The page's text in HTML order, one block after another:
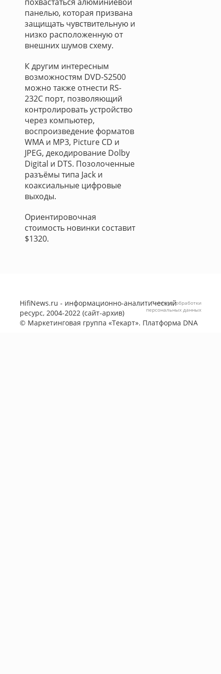
панелью, которая призвана
защищать чувствительную и
низко расположенную от
внешних шумов схему.
К другим интересным
возможностям DVD-S2500
можно также отнести RS-
232C порт, позволяющий
контролировать устройство
через компьютер,
воспроизведение форматов
WMA и MP3, Picture CD и
JPEG, декодирование Dolby
Digital и DTS. Позолоченные
разъёмы типа Jack и
коаксиальные цифровые
выходы.
Ориентировочная
стоимость новинки составит
$1320.
HifiNews.ru - информационно-аналитический
ресурс, 2004-2022 (сайт-архив)
© Маркетинговая группа «Текарт». Платформа DNA
Политика обработки
персональных данных